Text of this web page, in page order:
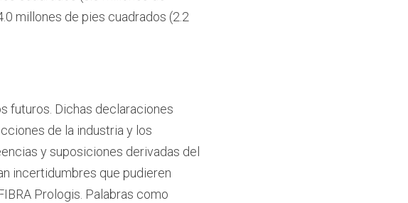
millones de pies cuadrados (2.2
futuros. Dichas declaraciones
de la industria y los
y suposiciones derivadas del
incertidumbres que pudieren
Prologis. Palabras como